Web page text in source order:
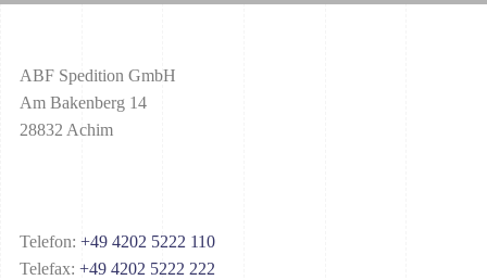
ABF Spedition GmbH
Am Bakenberg 14
28832 Achim
Telefon: +49 4202 5222 110
Telefax: +49 4202 5222 222